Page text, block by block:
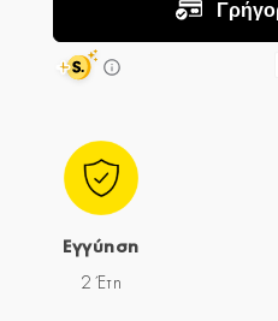
Εγγύηση
2 Έτη